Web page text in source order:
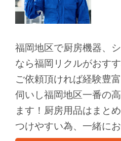
福岡地区で厨房機器、
なら福岡リクルがおす
ご依頼頂ければ経験豊
伺いし福岡地区一番の
ます！厨房用品はまと
つけやすい為、一緒に